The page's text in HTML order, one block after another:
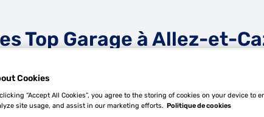
Top Garage à Allez-et-
Cookies
“Accept All Cookies”, you agree to the storing of cookies on your device to
site usage, and assist in our marketing efforts. Politique de cookies